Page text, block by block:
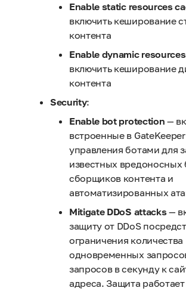
Enable static resources
включить кеширование
контента
Enable dynamic
включить кеширование
контента
Security:
Enable bot protection —
встроенные в
управления ботами для
известных вредоносных
сборщиков контента и
автоматизированных
Mitigate DDoS attacks—
защиту от DDoS
ограничения количества
одновременных
запросов в секунду к
адреса. Защита